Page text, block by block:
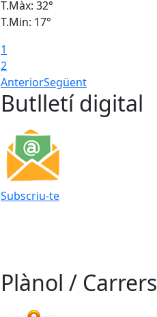
T.Màx: 32°
T.Min: 17°
1
2
AnteriorSegüent
Butlletí digital
Subscriu-te
Plànol / Carrers